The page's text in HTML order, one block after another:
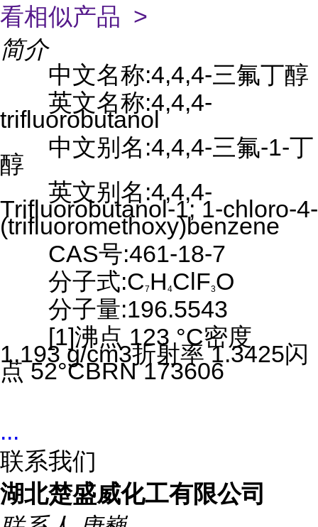
看相似产品 >
简介
中文名称:4,4,4-三氟丁醇
英文名称:4,4,4-
trifluorobutanol
中文别名:4,4,4-三氟-1-丁
醇
英文别名:4,4,4-
Trifluorobutanol-1; 1-chloro-4-
(trifluoromethoxy)benzene
CAS号:461-18-7
分子式:C7 H 4ClF3O
分子量:196.5543
[1]沸点 123 °C密度
1,193 g/cm3折射率 1.3425闪
点 52°CBRN 173606
...
联系我们
湖北楚盛威化工有限公司